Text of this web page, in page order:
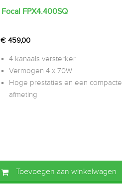
Focal FPX4.400SQ
€ 459,00
4 kanaals versterker
Vermogen 4 x 70W
Hoge prestaties en een compacte
afmeting
Toevoegen aan winkelwagen